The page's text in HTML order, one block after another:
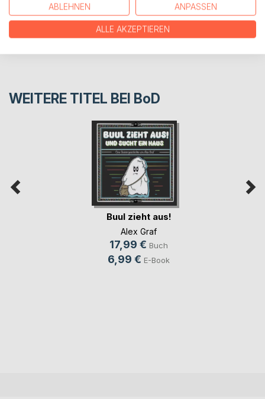
REZENSIONEN
WEITERE TITEL BEI BoD
Buul zieht aus!
Alex Graf
17,99 € Buch
6,99 € E-Book
ABLEHNEN ANPASSEN
ALLE AKZEPTIEREN